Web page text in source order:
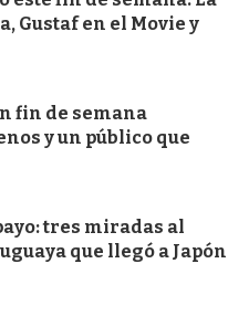
Gustaf en el Movie y
fin de semana
y un público que
tres miradas al
que llegó a Japón